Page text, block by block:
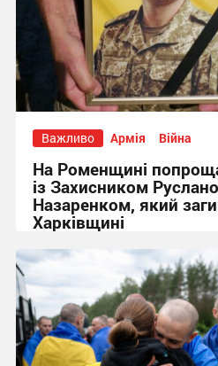
Важливо Армія Війна
На Роменщині
із Захисником
Назаренком, який
Харківщині